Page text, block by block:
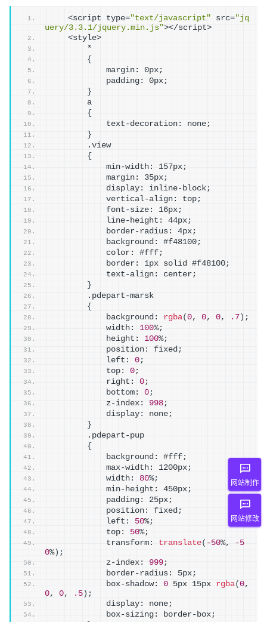
    <script type=
"text/javascript" src="jq
uery/3.3.1/jquery.min.js"></script>
    <style>
        *
{
            margin: 0px;
            padding: 0px;
}
        a
{
            text-decoration: none;
}
        .view
{
            min-width: 157px;
            margin: 35px;
            display: inline-block;
            vertical-align: top;
            font-size: 16px;
            line-height: 44px;
            border-radius: 4px;
            background: #f48100;
            color: #fff;
            border: 1px solid #f48100;
            text-align: center;
}
        .pdepart-marsk
{
            background:
rgba( 0, 0, 0, .7 ) ;
            width:
100%;
            height:
100%;
            position: fixed;
            left:
0 ;
            top:
0 ;
            right:
0 ;
            bottom:
0 ;
            z-index:
998 ;
            display: none;
}
        .pdepart-pup
{
            background: #fff;
            max-width: 1200px;
            width:
80%;
            min-height: 450px;
            padding: 25px;
            position: fixed;
            left:
50%;
            top:
50%;
            transform:
translate( -50%,
-5
0%) ;
            z-index:
999 ;
            border-radius: 5px;
            box-shadow:
0 5px 15px rgba( 0
0, 0, .5 ) ;
            display: none;
            box-sizing: border-box;
网站制作
网站修改